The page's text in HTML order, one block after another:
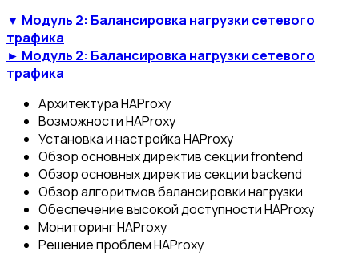
▼ Модуль 2: Балансировка нагрузки сетевого
трафика
► Модуль 2: Балансировка нагрузки сетевого
трафика
Архитектура HAProxy
Возможности HAProxy
Установка и настройка HAProxy
Обзор основных директив секции frontend
Обзор основных директив секции backend
Обзор алгоритмов балансировки нагрузки
Обеспечение высокой доступности HAProxy
Мониторинг HAProxy
Решение проблем HAProxy